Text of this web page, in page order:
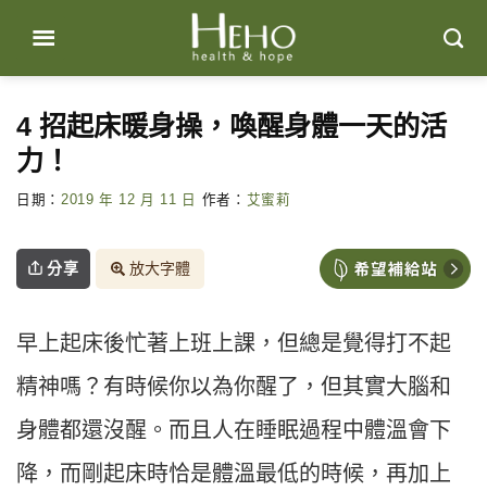
content
4 招起床暖身操，喚醒身體一天的活
力！
日期： 2019 年 12 月 11 日 作者： 艾蜜莉
分享 放大字體
早上起床後忙著上班上課，但總是覺得打不起
精神嗎？有時候你以為你醒了，但其實大腦和
身體都還沒醒。而且人在睡眠過程中體溫會下
降，而剛起床時恰是體溫最低的時候，再加上